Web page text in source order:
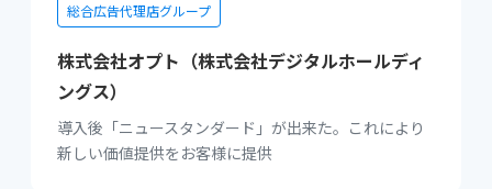
総合広告代理店グループ
株式会社オプト（株式会社デジタルホールディ
ングス）
導入後「ニュースタンダード」が出来た。これにより
新しい価値提供をお客様に提供